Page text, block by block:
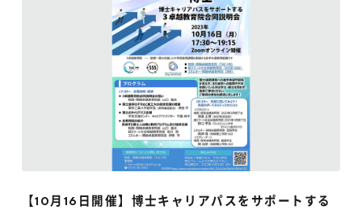
【10月16日開催】博士キャリアパスをサポートする